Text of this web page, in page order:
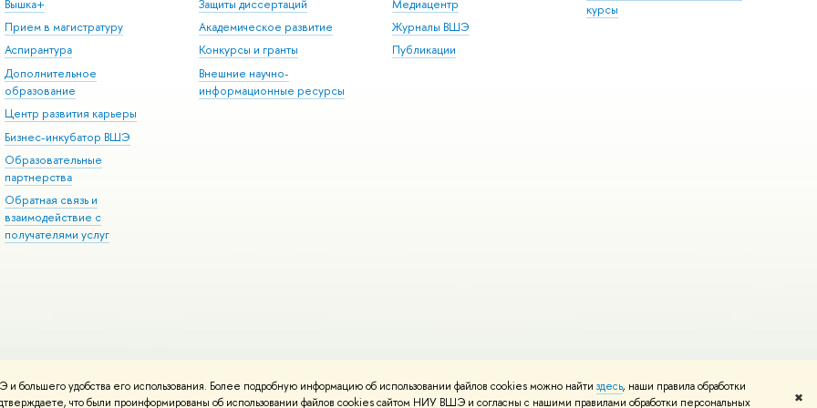
удобства его использования. Более подробную информацию об использовании файлов cookies можно найти здесь, наши правила обработки
что были проинформированы об использовании файлов cookies сайтом НИУ ВШЭ и согласны с нашими правилами обработки персональных ✖
Вышка+
Прием в магистратуру
Аспирантура
Дополнительное
образование
Центр развития карьеры
Бизнес-инкубатор ВШЭ
Образовательные
партнерства
Обратная связь и
взаимодействие с
получателями услуг
Защиты диссертаций
Академическое развитие
Конкурсы и гранты
Внешние научно-
информационные ресурсы
Медиацентр
Журналы ВШЭ
Публикации
курсы
Редактору
Условия использования материалов Политика конфиденциальности Карта сайта
вШколе дизайна НИУ ВШЭ